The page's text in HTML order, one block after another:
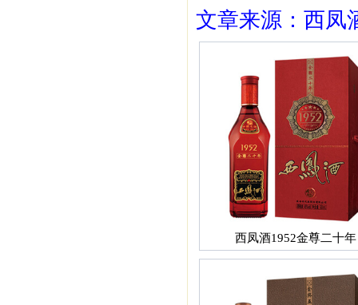
文章来源：西凤
西凤酒1952金尊二十年